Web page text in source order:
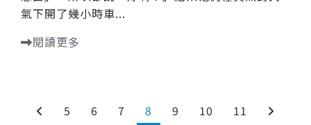
氣下開了幾小時車...
閱讀更多
5 6 7 8 9 10 11